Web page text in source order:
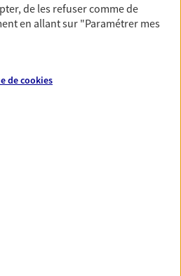
de les refuser comme de
en allant sur "Paramétrer mes
decookies